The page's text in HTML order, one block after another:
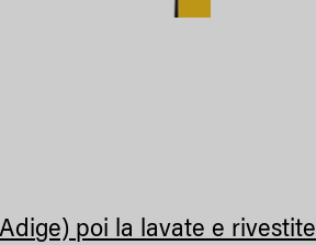
poi la lavate e rivestite